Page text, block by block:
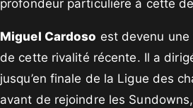
profondeur particulière à cette
Miguel Cardoso est devenu
de cette rivalité récente. Il a
jusqu’en finale de la Ligue des
avant de rejoindre les